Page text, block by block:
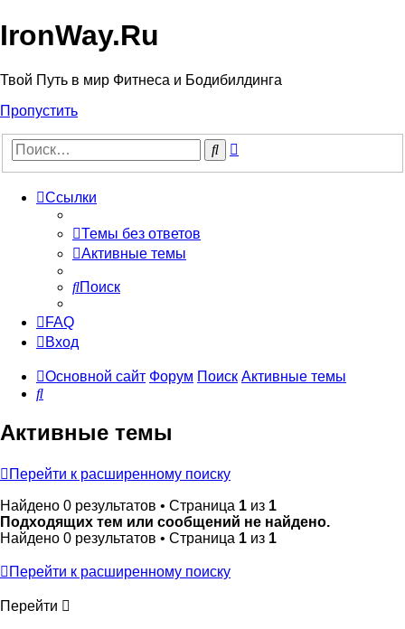
IronWay.Ru
Твой Путь в мир Фитнеса и Бодибилдинга
Пропустить
Поиск
Ссылки
Темы без ответов
Активные темы
Поиск
FAQ
Вход
Основной сайт Форум Поиск Активные темы
Поиск
Активные темы
Перейти к расширенному поиску
Найдено 0 результатов • Страница 1 из 1
Подходящих тем или сообщений не найдено.
Найдено 0 результатов • Страница 1 из 1
Перейти к расширенному поиску
Перейти